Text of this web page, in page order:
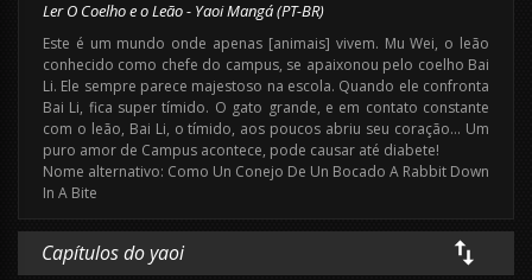
Ler O Coelho e o Leão - Yaoi Mangá (PT-BR)
Este é um mundo onde apenas [animais] vivem. Mu Wei, o leão
conhecido como chefe do campus, se apaixonou pelo coelho Bai
Li. Ele sempre parece majestoso na escola. Quando ele confronta
Bai Li, fica super tímido. O gato grande, e em contato constante
com o leão, Bai Li, o tímido, aos poucos abriu seu coração… Um
puro amor de Campus acontece, pode causar até diabete!
Nome alternativo: Como Un Conejo De Un Bocado A Rabbit Down
In A Bite
Capítulos do yaoi